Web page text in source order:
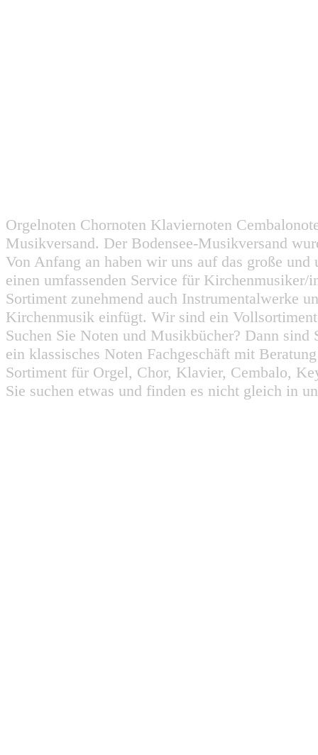
Orgelnoten Chornoten Klaviernoten
Musikversand. Der Bodensee-Musikversand
Von Anfang an haben wir uns auf das große
einen umfassenden Service für
Sortiment zunehmend auch Instrumentalwerke
Kirchenmusik einfügt. Wir sind ein
Suchen Sie Noten und Musikbücher? Dann
ein klassisches Noten Fachgeschäft mit
Sortiment für Orgel, Chor, Klavier, Cembalo,
Sie suchen etwas und finden es nicht gleich in